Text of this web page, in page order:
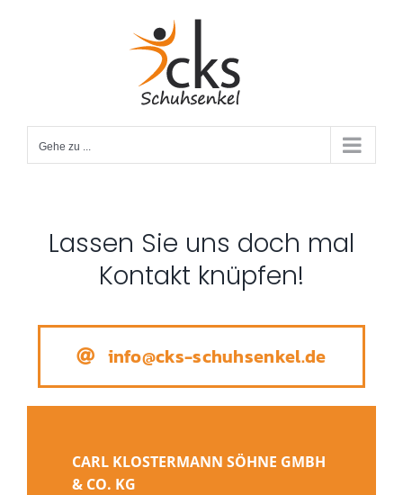
Gehe zu ...
CARL KLOSTERMANN SÖHNE GMBH
& CO. KG
Lassen Sie uns doch mal
Kontakt knüpfen!
info@cks-schuhsenkel.de